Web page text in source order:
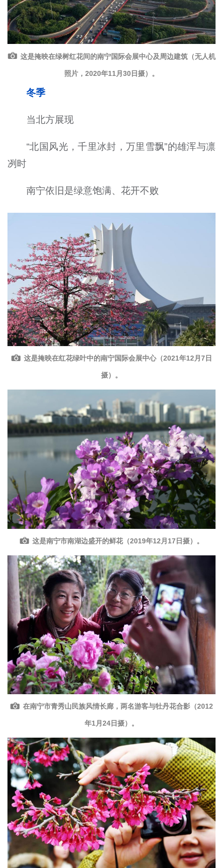
这是掩映在绿树红花间的南宁国际会展中心及周边建筑（无人机
照片，2020年11月30日摄）。
冬季
当北方展现
“北国风光，千里冰封，万里雪飘”的雄浑与凛
冽时
南宁依旧是绿意饱满、花开不败
这是掩映在红花绿叶中的南宁国际会展中心（2021年12月7日
摄）。
这是南宁市南湖边盛开的鲜花（2019年12月17日摄）。
在南宁市青秀山民族风情长廊，两名游客与牡丹花合影（2012
年1月24日摄）。